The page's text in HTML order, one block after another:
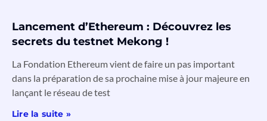
Lancement d’Ethereum : Découvrez les
secrets du testnet Mekong !
La Fondation Ethereum vient de faire un pas important
dans la préparation de sa prochaine mise à jour majeure en
lançant le réseau de test
Lire la suite »